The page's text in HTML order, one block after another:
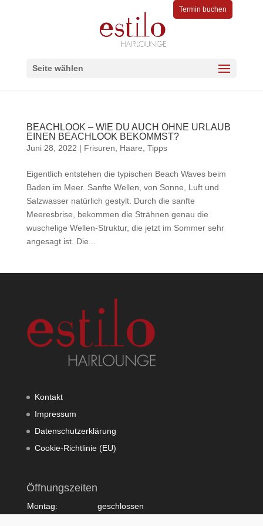
Termin buchen
Seite wählen
BEACHLOOK – WIE DU AUCH OHNE URLAUB
EINEN BEACHLOOK BEKOMMST?
Juni 28, 2022 | Frisuren Haare Tipps
Eigentlich entstehen die typischen Beach Waves beim
Baden im Meer. Sanfte Wellen, von Sonne, Luft und
Salzwasser natürlich gestylt. Durch die sanfte
Meeresbrise, bekommen die Strähnen genau die
wuschelige Wellen-Struktur, die jetzt im Sommer sehr
angesagt ist. Die...
Kontakt
Impressum
Datenschutzerklärung
Cookie-Richtlinie (EU)
Öffnungszeiten
Montag:
geschlossen